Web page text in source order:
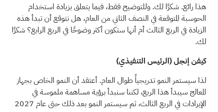
هذا رائع. شكرًا لك. وللتوضيح فقط، فيما يتعلق بزيادة استخدام
الحوسبة المتوقعة في النصف الثاني من العام، هل نتوقع أن تبدأ هذه
الزيادة في الربع الثالث أم أنها ستكون أكثر وضوحًا في الربع الرابع؟ شكرًا
لك.
كيفن إنجل (الرئيس التنفيذي)
لذا سيستمر النمو تدريجياً طوال العام. أعتقد أن النمو الخاص بجهاز
المعالج سيبدأ هذا الربع، لكننا سنبدأ برؤية مساهمة ملموسة في
الإيرادات في الربع الثالث، ثم سيستمر النمو بعد ذلك حتى عام 2027